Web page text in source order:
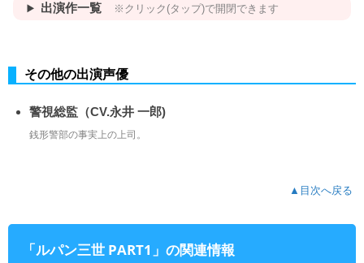
出演作一覧 ※クリック(タップ)で開閉できます
その他の出演声優
警視総監（CV.永井 一郎)
銭形警部の事実上の上司。
▲目次へ戻る
「ルパン三世 PART1」の関連情報